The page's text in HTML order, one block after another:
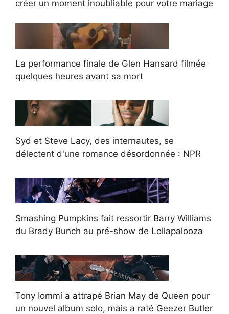
créer un moment inoubliable pour votre mariage
La performance finale de Glen Hansard filmée
quelques heures avant sa mort
Syd et Steve Lacy, des internautes, se
délectent d'une romance désordonnée : NPR
Smashing Pumpkins fait ressortir Barry Williams
du Brady Bunch au pré-show de Lollapalooza
Tony Iommi a attrapé Brian May de Queen pour
un nouvel album solo, mais a raté Geezer Butler